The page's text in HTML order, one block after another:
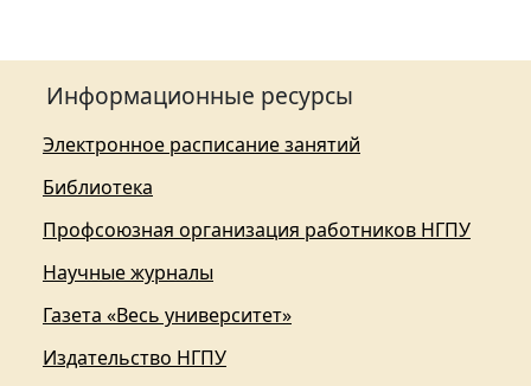
Информационные ресурсы
Электронное расписание занятий
Библиотека
Профсоюзная организация работников НГПУ
Научные журналы
Газета «Весь университет»
Издательство НГПУ